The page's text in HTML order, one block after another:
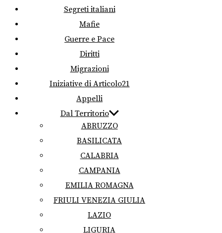
Segreti italiani
Mafie
Guerre e Pace
Diritti
Migrazioni
Iniziative di Articolo21
Appelli
Dal Territorio
ABRUZZO
BASILICATA
CALABRIA
CAMPANIA
EMILIA ROMAGNA
FRIULI VENEZIA GIULIA
LAZIO
LIGURIA